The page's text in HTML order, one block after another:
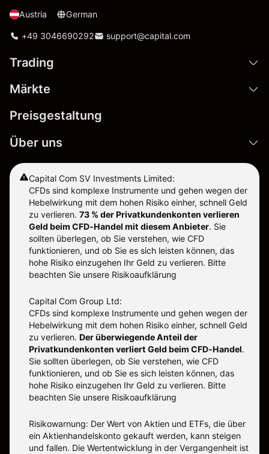
Austria German
+49 3046690292 support@capital.com
Trading
Märkte
Preisgestaltung
Über uns
Capital Com SV Investments Limited:
CFDs sind komplexe Instrumente und gehen wegen der
Hebelwirkung mit dem hohen Risiko einher, schnell Geld
zu verlieren. 73 % der Privatkundenkonten verlieren
Geld beim CFD-Handel mit diesem Anbieter. Sie
sollten überlegen, ob Sie verstehen, wie CFD
funktionieren, und ob Sie es sich leisten können, das
hohe Risiko einzugehen Ihr Geld zu verlieren. Bitte
beachten Sie unsere Risikoaufklärung
Capital Com Group Ltd:
CFDs sind komplexe Instrumente und gehen wegen der
Hebelwirkung mit dem hohen Risiko einher, schnell Geld
zu verlieren. Der überwiegende Anteil der
Privatkundenkonten verliert Geld beim CFD-Handel.
Sie sollten überlegen, ob Sie verstehen, wie CFD
funktionieren, und ob Sie es sich leisten können, das
hohe Risiko einzugehen Ihr Geld zu verlieren. Bitte
beachten Sie unsere Risikoaufklärung
Risikowarnung: Der Wert von Aktien und ETFs, die über
ein Aktienhandelskonto gekauft werden, kann steigen
und fallen. Die Wertentwicklung in der Vergangenheit ist